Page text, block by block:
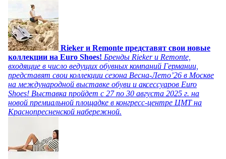
Rieker и Remonte представят свои новые
коллекции на Euro Shoes! Бренды Rieker и Remonte,
входящие в число ведущих обувных компаний Германии,
представят свои коллекции сезона Весна-Лето’26 в Москве
на международной выставке обуви и аксессуаров Euro
Shoes! Выставка пройдет c 27 по 30 августа 2025 г. на
новой премиальной площадке в конгресс-центре ЦМТ на
Краснопресненской набережной.